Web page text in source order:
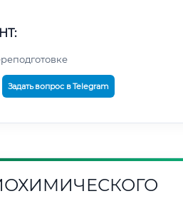
Задать вопрос в Telegram